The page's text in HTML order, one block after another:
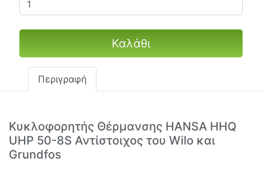
Καλάθι
Περιγραφή
Κυκλοφορητής Θέρμανσης HANSA HHQ
UHP 50-8S Αντίστοιχος του Wilo και
Grundfos